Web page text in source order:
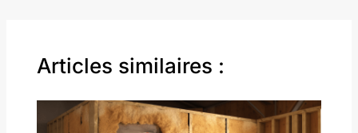
Articles similaires :